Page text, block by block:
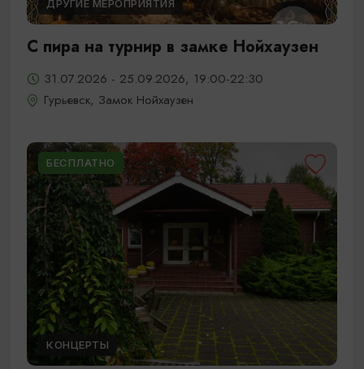
ДРУГИЕ МЕРОПРИЯТИЯ
С пира на турнир в замке Нойхаузен
31.07.2026 - 25.09.2026, 19:00-22:30
Гурьевск, Замок Нойхаузен
БЕСПЛАТНО
КОНЦЕРТЫ